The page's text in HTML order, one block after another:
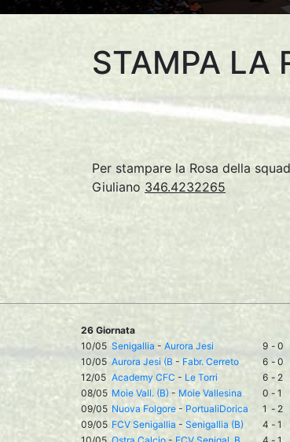
STAMPA LA
Per stampare la Rosa della
Giuliano 346.4232265
26 Giornata
10/05 Senigallia - Aurora Jesi 9 - 0
10/05 Aurora Jesi (B - Fabr. Cerreto 6 - 0
12/05 Academy CFC - Le Torri 6 - 2
08/05 Moie Vall. (B) - Moie Vallesina 0 - 1
09/05 Nuova Folgore - PortualiDorica 1 - 2
09/05 FCV Senigallia - Senigallia (B) 4 - 1